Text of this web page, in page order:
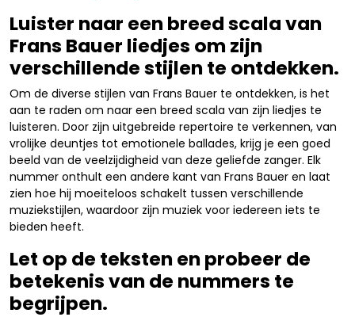
Luister naar een breed scala van
Frans Bauer liedjes om zijn
verschillende stijlen te ontdekken.
Om de diverse stijlen van Frans Bauer te ontdekken, is het
aan te raden om naar een breed scala van zijn liedjes te
luisteren. Door zijn uitgebreide repertoire te verkennen, van
vrolijke deuntjes tot emotionele ballades, krijg je een goed
beeld van de veelzijdigheid van deze geliefde zanger. Elk
nummer onthult een andere kant van Frans Bauer en laat
zien hoe hij moeiteloos schakelt tussen verschillende
muziekstijlen, waardoor zijn muziek voor iedereen iets te
bieden heeft.
Let op de teksten en probeer de
betekenis van de nummers te
begrijpen.